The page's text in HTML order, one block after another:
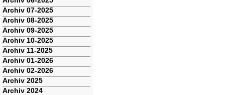
Archiv 07-2025
Archiv 08-2025
Archiv 09-2025
Archiv 10-2025
Archiv 11-2025
Archiv 01-2026
Archiv 02-2026
Archiv 2025
Archiv 2024